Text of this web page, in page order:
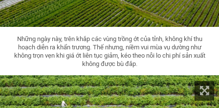
Những ngày này, trên khắp các vùng trồng ớt của tỉnh, không khí thu
hoạch diễn ra khẩn trương. Thế nhưng, niềm vui mùa vụ dường như
không trọn vẹn khi giá ớt liên tục giảm, kéo theo nỗi lo chi phí sản xuất
không được bù đắp.